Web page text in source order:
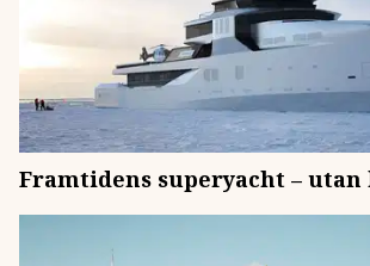
Framtidens superyacht – utan